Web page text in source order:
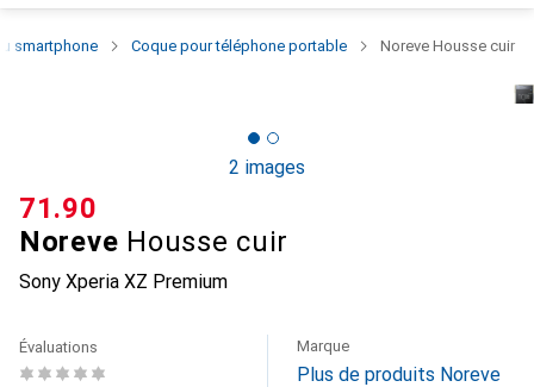
smartphone Coque pour téléphone portable Noreve Housse cuir
2 images
Noreve Housse cuir
Sony Xperia XZ Premium
CHF
71.90
Évaluations Marque
Plus de produits Noreve